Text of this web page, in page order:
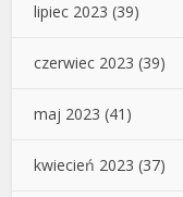
lipiec 2023 (39)
czerwiec 2023 (39)
maj 2023 (41)
kwiecień 2023 (37)